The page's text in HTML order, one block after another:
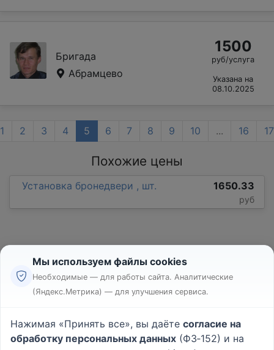
Бригада
Абрамцево
1500
руб/услуга
Указана на
08.10.2025
1 2 3 4 5 6 7 8 9 10 ... 16 17
Похожие цены
Установка бронедвери , шт. 1650.33
руб
Реклама
Пользовательское соглашение
Политика конфиденциальности
Мы используем файлы cookies
Необходимые — для работы сайта. Аналитические
(Яндекс.Метрика) — для улучшения сервиса.
Нажимая «Принять все», вы даёте согласие на
обработку персональных данных (ФЗ‑152) и на